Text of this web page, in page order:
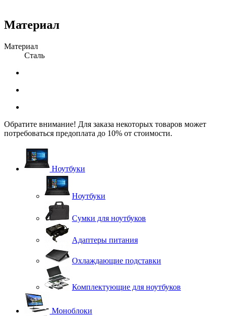
Материал
Материал
Сталь
Обратите внимание! Для заказа некоторых товаров может
потребоваться предоплата до 10% от стоимости.
Ноутбуки
Ноутбуки
Сумки для ноутбуков
Адаптеры питания
Охлаждающие подставки
Комплектующие для ноутбуков
Моноблоки